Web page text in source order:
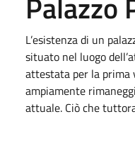
L’esistenza di un
situato nel luogo
attestata per la prima
ampiamente
attuale. Ciò che